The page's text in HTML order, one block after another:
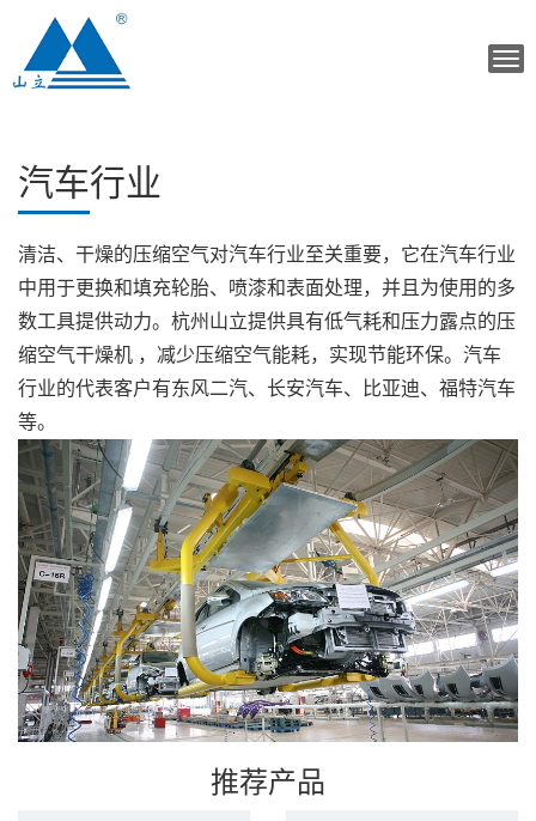
汽车行业
清洁、干燥的压缩空气对汽车行业至关重要，它在汽车行业
中用于更换和填充轮胎、喷漆和表面处理，并且为使用的多
数工具提供动力。杭州山立提供具有低气耗和压力露点的压
缩空气干燥机 ，减少压缩空气能耗，实现节能环保。汽车
行业的代表客户有东风二汽、长安汽车、比亚迪、福特汽车
等。
推荐产品